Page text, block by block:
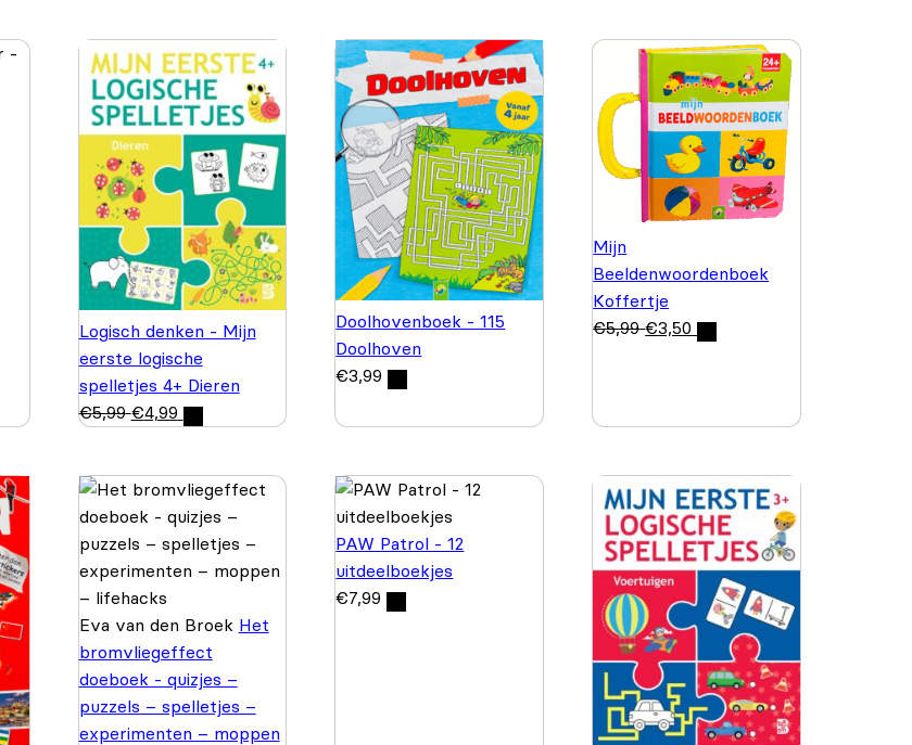
Logisch denken - Mijn
eerste logische
spelletjes 4+ Dieren
€5,99 €4,99
Doolhovenboek - 115
Doolhoven
€3,99
Mijn
Beeldenwoordenboek
Koffertje
€5,99 €3,50
Eva van den Broek Het
bromvliegeffect
doeboek - quizjes –
puzzels – spelletjes –
experimenten – moppen
PAW Patrol - 12
uitdeelboekjes
€7,99